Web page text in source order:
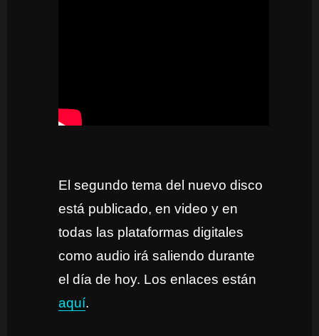
El segundo tema del nuevo disco
está publicado, en video y en
todas las plataformas digitales
como audio irá saliendo durante
el día de hoy. Los enlaces están
aquí.